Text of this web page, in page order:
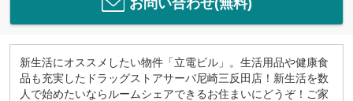
お問い合わせ(無料)
新生活にオススメしたい物件「立電ビル」。生活用品や健康食
品も充実したドラッグストアサーバ尼崎三反田店！新生活を数
人で始めたいならルームシェアできるお住まいにどうぞ！ご家